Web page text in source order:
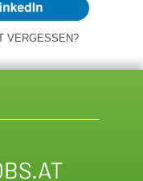
VERGESSEN?